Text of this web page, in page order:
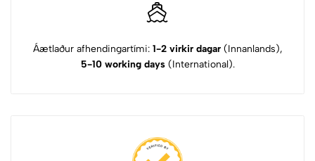
Áætlaður afhendingartími: 1-2 virkir dagar (Innanlands),
5-10 working days(International).